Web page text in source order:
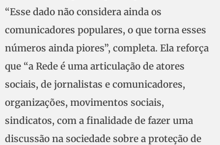
“Esse dado não considera ainda os
comunicadores populares, o que torna esses
números ainda piores”, completa. Ela reforça
que “a Rede é uma articulação de atores
sociais, de jornalistas e comunicadores,
organizações, movimentos sociais,
sindicatos, com a finalidade de fazer uma
discussão na sociedade sobre a proteção de